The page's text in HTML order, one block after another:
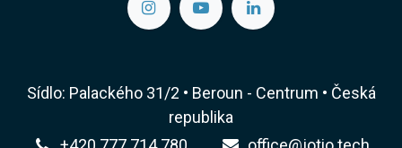
Sídlo: Palackého 31/2 • Beroun - Centrum • Česká
republika